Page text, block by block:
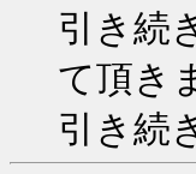
引き続
て頂き
引き続